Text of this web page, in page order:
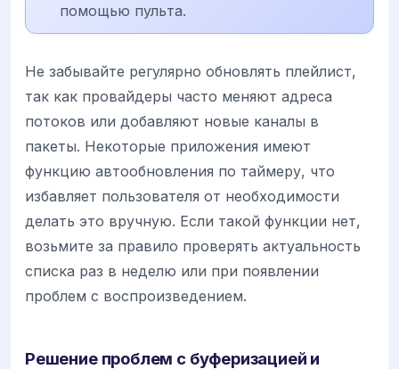
помощью пульта.
Не забывайте регулярно обновлять плейлист,
так как провайдеры часто меняют адреса
потоков или добавляют новые каналы в
пакеты. Некоторые приложения имеют
функцию автообновления по таймеру, что
избавляет пользователя от необходимости
делать это вручную. Если такой функции нет,
возьмите за правило проверять актуальность
списка раз в неделю или при появлении
проблем с воспроизведением.
Решение проблем с буферизацией и